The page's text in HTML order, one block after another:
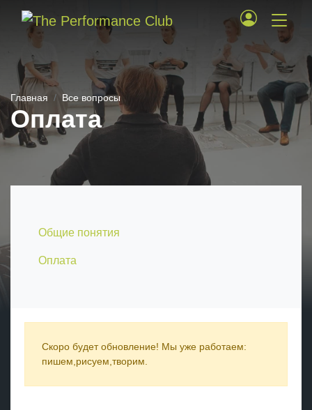
Главная Все вопросы
Оплата
Общие понятия
Оплата
Скоро будет обновление! Мы уже работаем:
пишем,рисуем,творим.